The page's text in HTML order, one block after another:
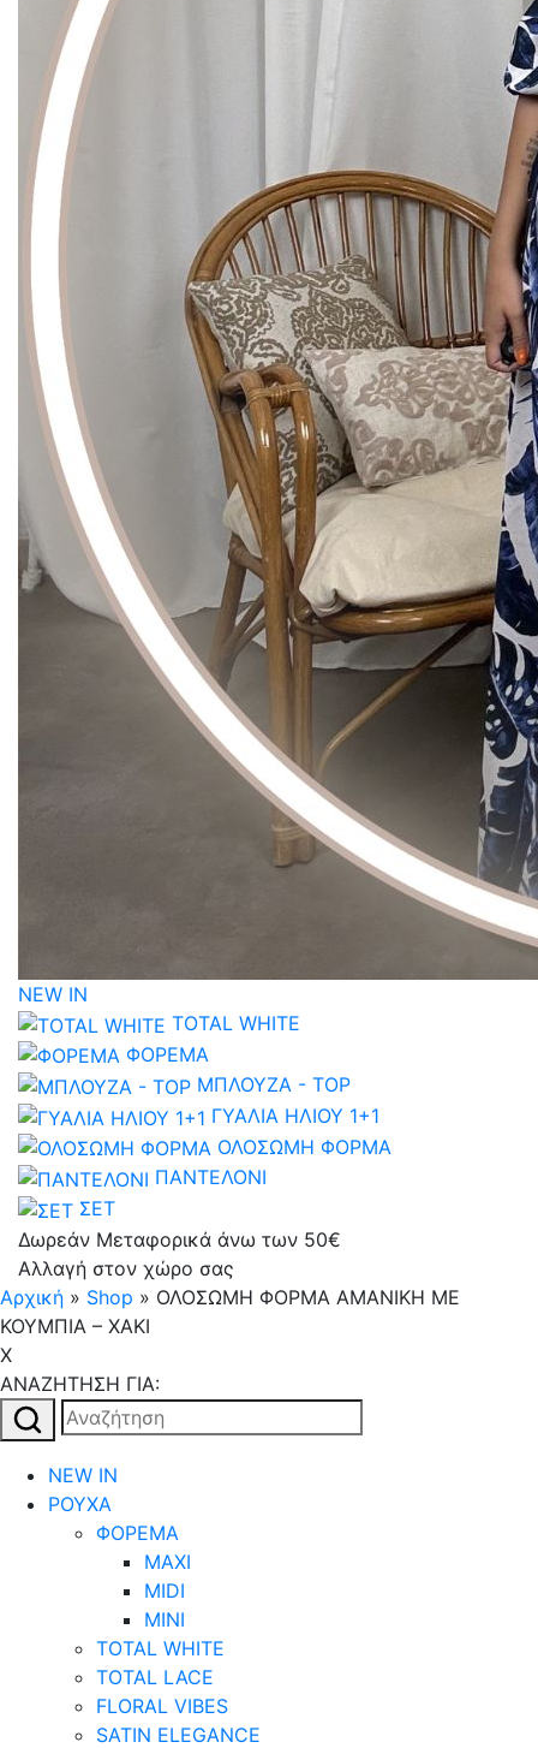
NEW IN
TOTAL WHITE
ΦΟΡΕΜΑ
ΜΠΛΟΥΖΑ - TOP
ΓΥΑΛΙΑ ΗΛΙΟΥ 1+1
ΟΛΟΣΩΜΗ ΦΟΡΜΑ
ΠΑΝΤΕΛΟΝΙ
ΣΕΤ
Δωρεάν Μεταφορικά άνω των 50€
Αλλαγή στον χώρο σας
Αρχική » Shop » ΟΛΟΣΩΜΗ ΦΟΡΜΑ ΑΜΑΝΙΚΗ ΜΕ
ΚΟΥΜΠΙΑ – ΧΑΚΙ
X
AΝΑΖΗΤΗΣΗ ΓΙΑ:
Αναζήτηση
για:
NEW IN
ΡΟΥΧΑ
ΦΟΡΕΜΑ
MAXI
MIDI
MINI
TOTAL WHITE
TOTAL LACE
FLORAL VIBES
SATIN ELEGANCE